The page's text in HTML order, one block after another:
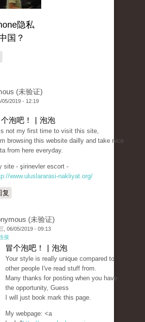
隐私
国？
(未验证)
05/2019 - 12:19
个泡吧！ | 泡泡
not my first time to visit this site,
browsing this website dailly and take nice
from here everyday.
site - şirinevler escort -
www.uluslararasi-nakliyat.org/
复
(未验证)
, 06/05/2019 - 09:13
接
冒个泡吧！ | 泡泡
Your style is really unique compared to
other people I've read stuff from.
Many thanks for posting when you have
the opportunity, Guess
I will just book mark this page.
My webpage: <a